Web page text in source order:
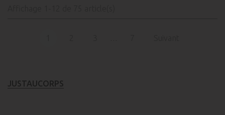
JUSTAUCORPS